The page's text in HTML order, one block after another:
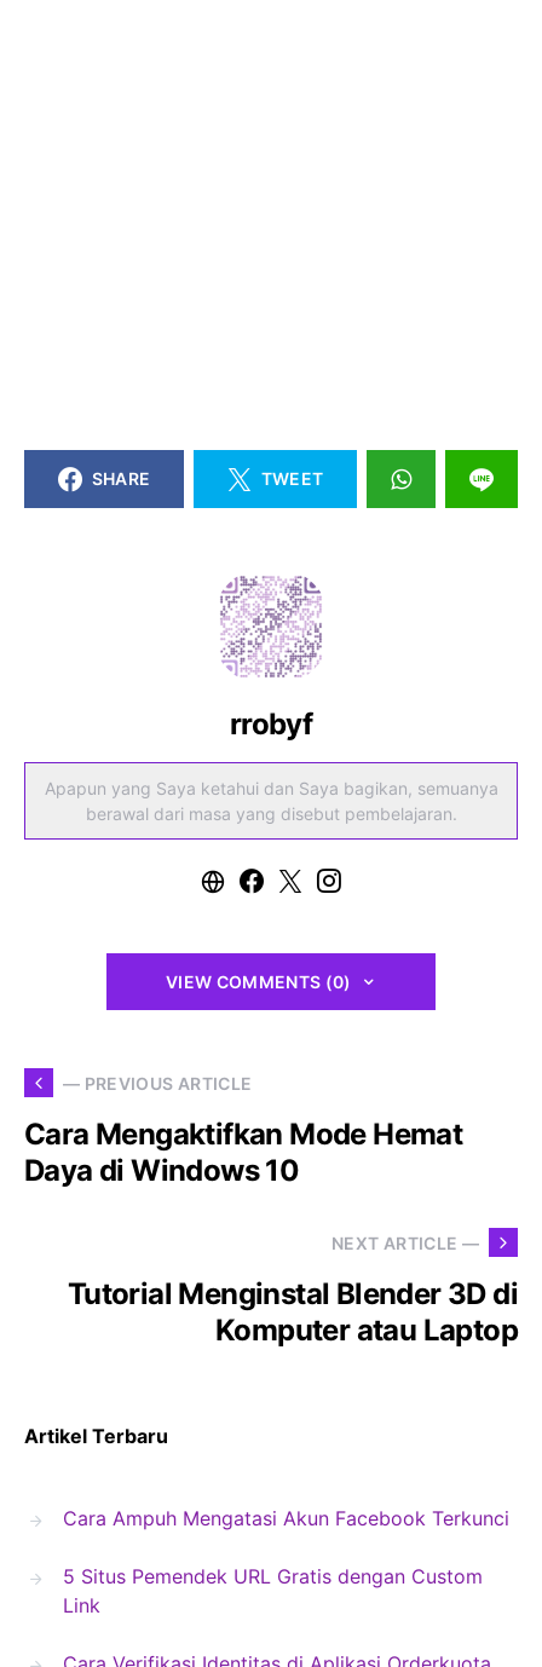
SHARE TWEET
rrobyf
Apapun yang Saya ketahui dan Saya bagikan, semuanya
berawal dari masa yang disebut pembelajaran.
VIEW COMMENTS (0)
— PREVIOUS ARTICLE
Cara Mengaktifkan Mode Hemat
Daya di Windows 10
NEXT ARTICLE —
Tutorial Menginstal Blender 3D di
Komputer atau Laptop
Artikel Terbaru
Cara Ampuh Mengatasi Akun Facebook Terkunci
5 Situs Pemendek URL Gratis dengan Custom
Link